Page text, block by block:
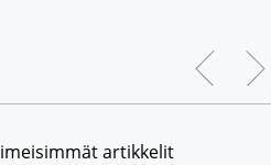
artikkelit